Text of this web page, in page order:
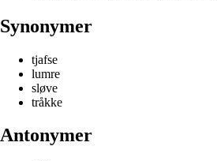
Synonymer
tjafse
lumre
sløve
tråkke
Antonymer